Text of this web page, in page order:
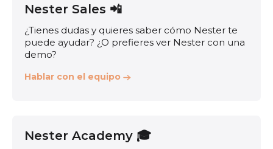
Nester Sales 📲
¿Tienes dudas y quieres saber cómo Nester te
puede ayudar? ¿O prefieres ver Nester con una
demo?
Hablar con el equipo
Nester Academy 🎓